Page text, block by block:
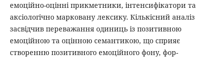
емоційно-оцінні прикметники, інтенсифікатори та
аксіологічно марковану лексику. Кількісний аналіз
засвідчив переважання одиниць із позитивною
емоційною та оцінною семантикою, що сприяє
створенню позитивного емоційного фону, фор-